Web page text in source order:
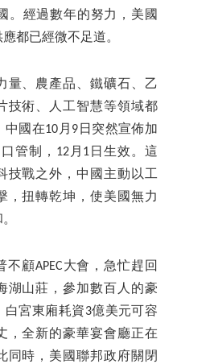
。經過數年的努力，美國
都已經微不足道。
量、農產品、鐵礦石、乙
技術、人工智慧等領域都
中國在10月9日突然宣佈加
管制，12月1日生效。這
技戰之外，中國主動以工
，扭轉乾坤，使美國無力
顧APEC大會，急忙趕回
湖山莊，參加數百人的豪
白宮東廂耗資3億美元可容
，全新的豪華宴會廳正在
同時，美國聯邦政府關閉